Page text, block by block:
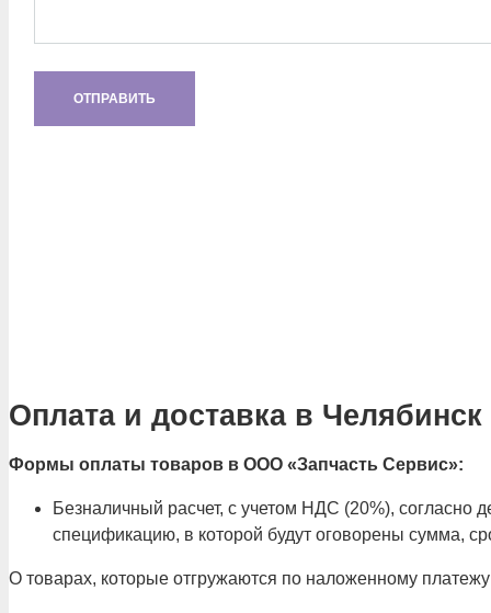
Оплата и доставка в Челябинск
Формы оплаты товаров в ООО «Запчасть Сервис»:
Безналичный расчет, с учетом НДС (20%),
спецификацию, в которой будут оговорены сумма,
О товарах, которые отгружаются по наложенному